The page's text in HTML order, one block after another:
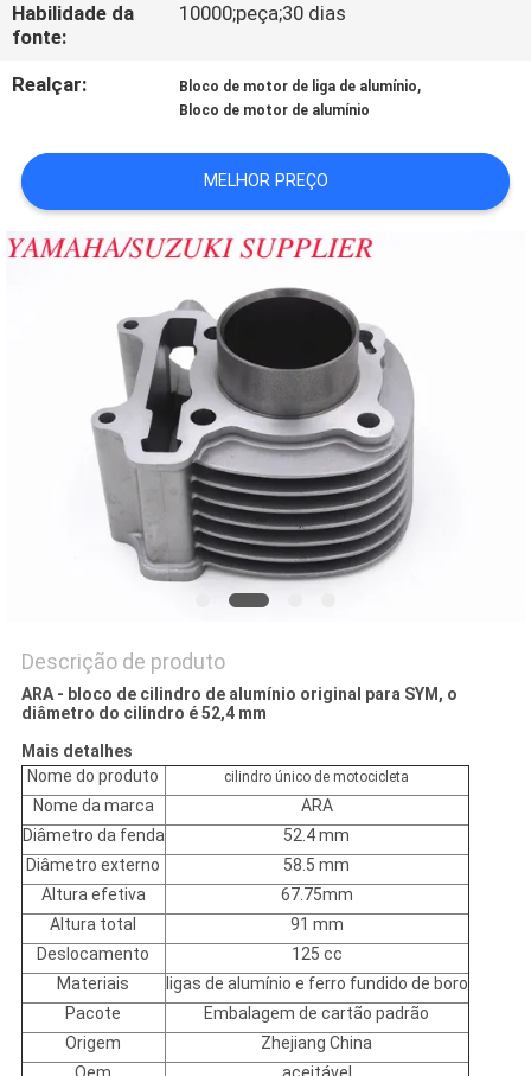
NOTÍCIA
UMAS
CITAÇÕES
MAPA
PRIVACY
POLICY
Habilidade da
fonte:
10000;peça;30 dias
Realçar: Bloco de motor de liga de alumínio,
Bloco de motor de alumínio
MELHOR PREÇO
Descrição de produto
ARA - bloco de cilindro de alumínio original para SYM, o
diâmetro do cilindro é 52,4 mm
Mais detalhes
Nome do produto
cilindro único de motocicleta
Nome da marca
ARA
Diâmetro da fenda
52.4 mm
Diâmetro externo
58.5 mm
Altura efetiva
67.75mm
Altura total
91 mm
Deslocamento
125 cc
Materiais
ligas de alumínio e ferro fundido de boro
Pacote
Embalagem de cartão padrão
Origem
Zhejiang China